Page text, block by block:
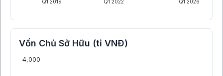
Q1 2019 Q1 2022 Q1 2026
Vốn Chủ Sở Hữu (tỉ VNĐ)
4,000